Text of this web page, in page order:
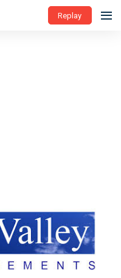
Replay